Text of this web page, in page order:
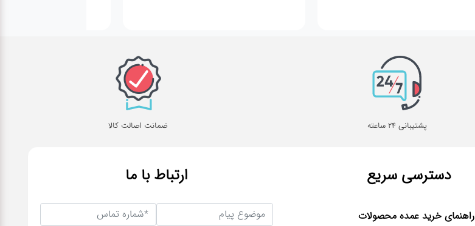
پشتیبانی 24 ساعته ضمانت اصالت کالا
دسترسی سریع
راهنمای خرید عمده محصولات
ارتباط با ما